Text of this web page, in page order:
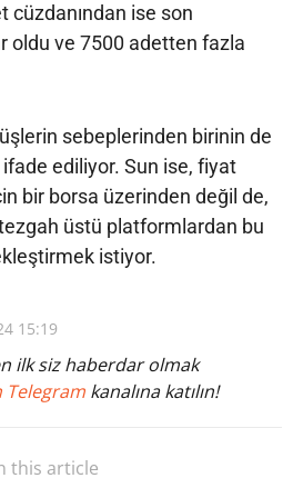
cüzdanından ise son
oldu ve 7500 adetten fazla
sebeplerinden birinin de
ediliyor. Sun ise, fiyat
bir borsa üzerinden değil de,
üstü platformlardan bu
istiyor.
15:19
ilk siz haberdar olmak
Telegram kanalına katılın!
this article